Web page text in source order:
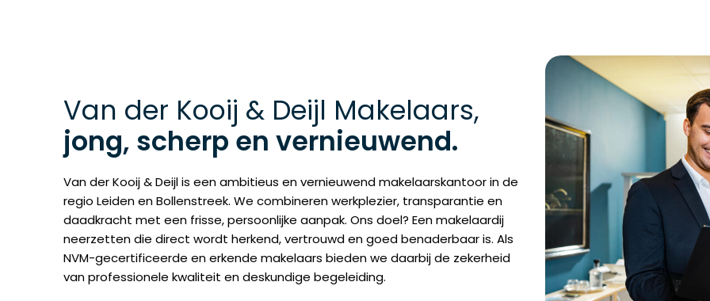
Van der Kooij & Deijl Makelaars,
jong, scherp en vernieuwend.
Van der Kooij & Deijl is een ambitieus en vernieuwend makelaarskantoor in de
regio Leiden en Bollenstreek. We combineren werkplezier, transparantie en
daadkracht met een frisse, persoonlijke aanpak. Ons doel? Een makelaardij
neerzetten die direct wordt herkend, vertrouwd en goed benaderbaar is. Als
NVM-gecertificeerde en erkende makelaars bieden we daarbij de zekerheid
van professionele kwaliteit en deskundige begeleiding.